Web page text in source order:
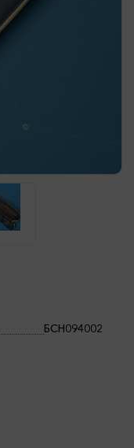
БСН094002